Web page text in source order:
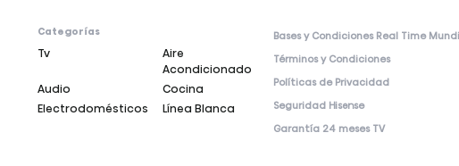
Categorías
Tv
Aire
Acondicionado
Audio
Cocina
Electrodomésticos
Línea Blanca
Bases y Condiciones Real Time
Términos y Condiciones
Políticas de Privacidad
Seguridad Hisense
Garantía 24 meses TV